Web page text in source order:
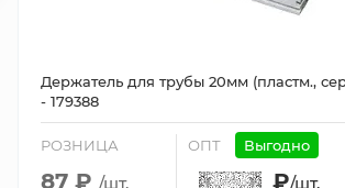
Держатель для трубы 20мм (пластм.,
- 179388
РОЗНИЦА
87 ₽ /шт.
ОПТ Выгодно
₽/шт.